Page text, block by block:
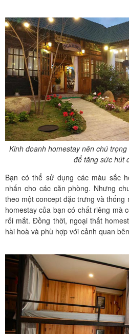
Kinh doanh homestay nên chú
để tăng sức hút
Bạn có thể sử dụng các màu sắc
nhấn cho các căn phòng. Nhưng
theo một concept đặc trưng và
homestay của bạn có chất riêng mà
rối mắt. Đồng thời, ngoại thất
hài hoà và phù hợp với cảnh quan